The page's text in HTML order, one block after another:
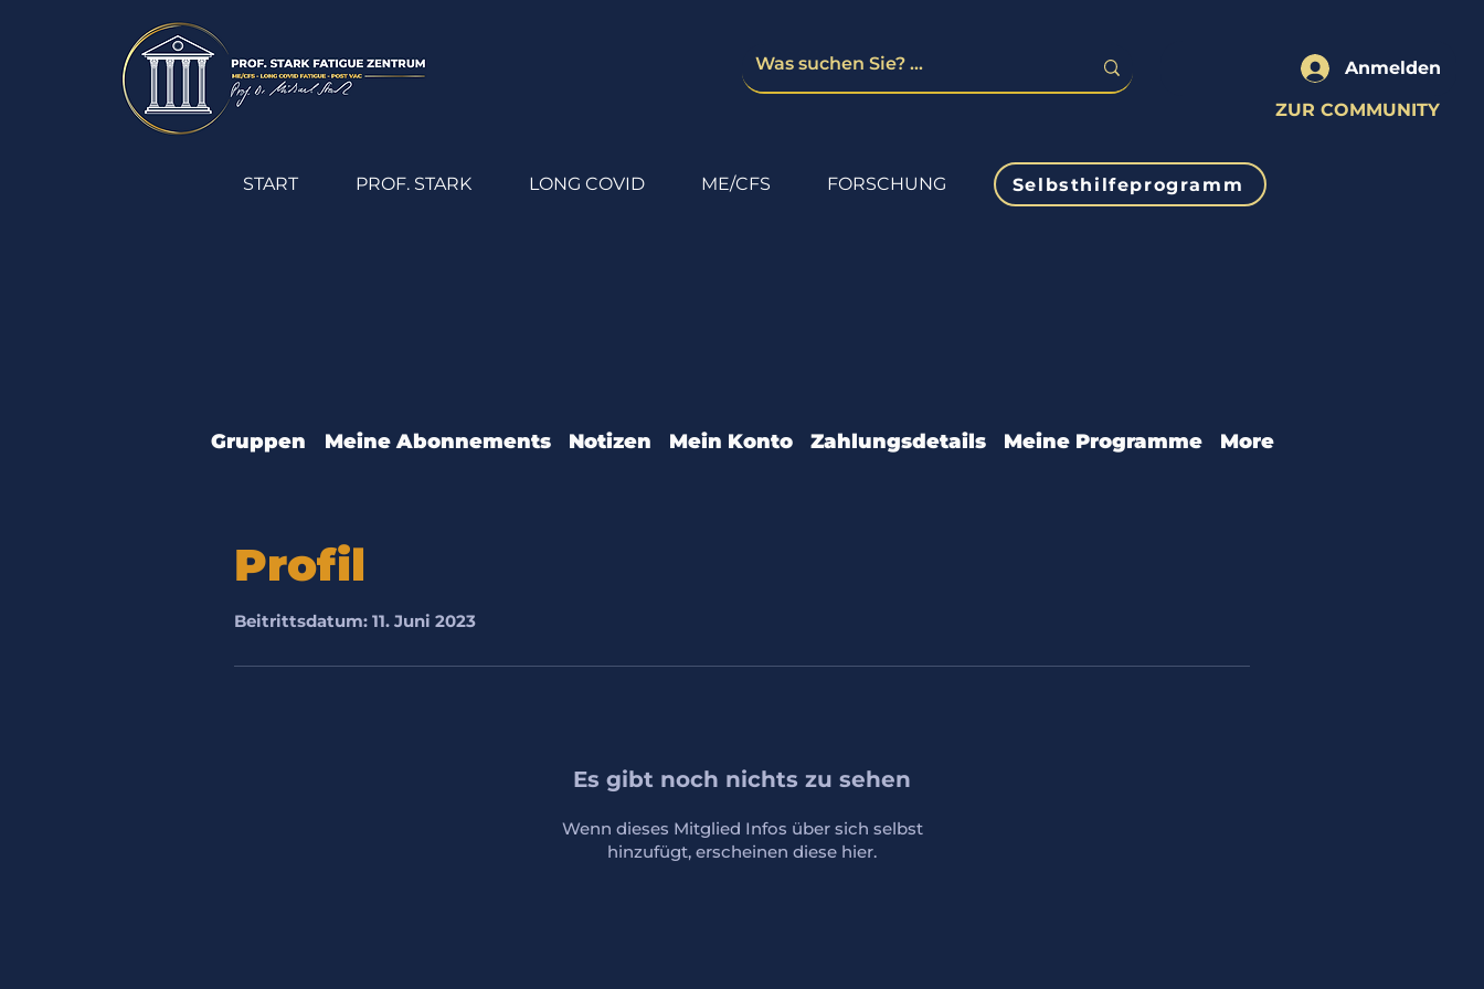
Anmelden
ZUR COMMUNITY
START PROF. STARK LONG COVID ME/CFS FORSCHUNG Selbsthilfeprogramm
Gruppen Meine Abonnements Notizen Mein Konto Zahlungsdetails Meine Programme More
Profil
Beitrittsdatum: 11. Juni 2023
Es gibt noch nichts zu sehen
Wenn dieses Mitglied Infos über sich selbst
hinzufügt, erscheinen diese hier.